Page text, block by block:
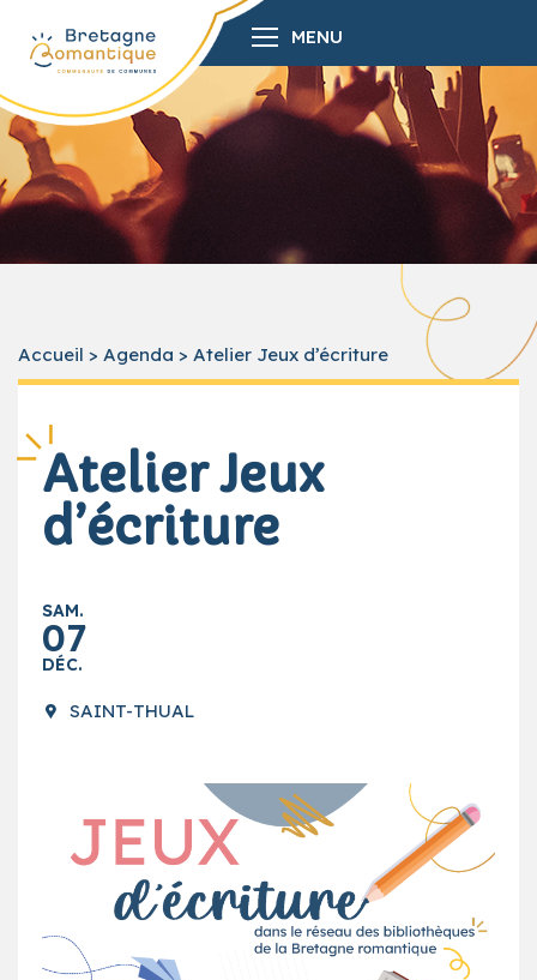
MENU
Accueil > Agenda > Atelier Jeux d’écriture
Atelier Jeux
d’écriture
SAM.
07
DÉC.
SAINT-THUAL